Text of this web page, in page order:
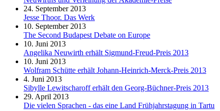
24. September 2013
Jesse Thoor. Das Werk
10. September 2013
The Second Budapest Debate on Europe
10. Juni 2013
Angelika Neuwirth erhält Sigmund-Freud-Preis 2013
10. Juni 2013
Wolfram Schütte erhält Johann-Heinrich-Merck-Preis 2013
4. Juni 2013
Sibylle Lewitscharoff erhält den Georg-Büchner-Preis 2013
29. April 2013
Die vielen Sprachen - das eine Land Frühjahrstagung in Tartu